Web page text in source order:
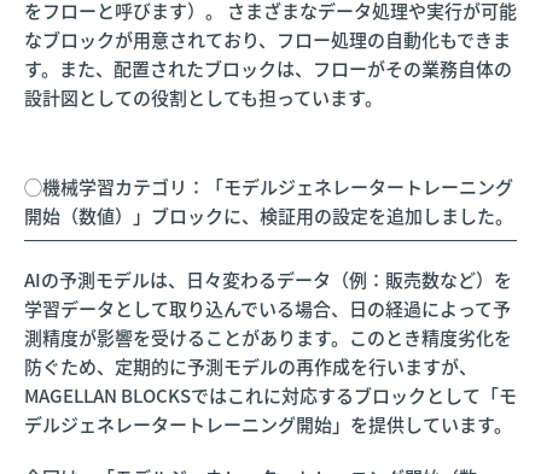
をフローと呼びます）。 さまざまなデータ処理や実行が可能
なブロックが用意されており、フロー処理の自動化もできま
す。また、配置されたブロックは、フローがその業務自体の
設計図としての役割としても担っています。
◯機械学習カテゴリ：「モデルジェネレータートレーニング
開始（数値）」ブロックに、検証用の設定を追加しました。
AIの予測モデルは、日々変わるデータ（例：販売数など）を
学習データとして取り込んでいる場合、日の経過によって予
測精度が影響を受けることがあります。このとき精度劣化を
防ぐため、定期的に予測モデルの再作成を行いますが、
MAGELLAN BLOCKSではこれに対応するブロックとして「モ
デルジェネレータートレーニング開始」を提供しています。